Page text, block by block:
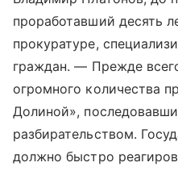
проработавший десять
прокуратуре,
граждан. — Прежде
огромного количества
Долиной»,
разбирательством.
должно быстро